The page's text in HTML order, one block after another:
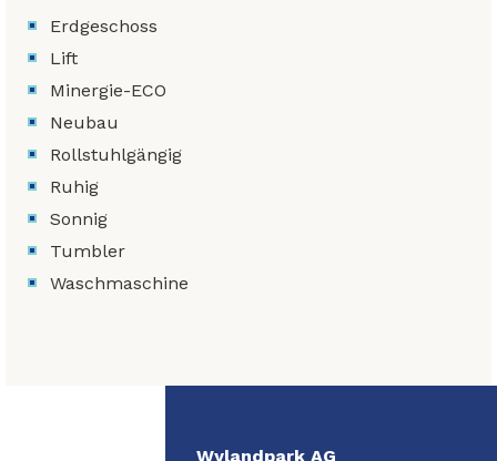
Erdgeschoss
Lift
Minergie-ECO
Neubau
Rollstuhlgängig
Ruhig
Sonnig
Tumbler
Waschmaschine
Wylandpark AG